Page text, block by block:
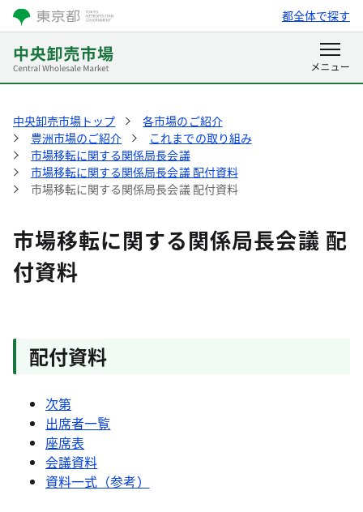
都全体で探す
中央卸売市場トップ
各市場のご紹介
豊洲市場のご紹介
これまでの取り組み
市場移転に関する関係局長会議
市場移転に関する関係局長会議 配付資料
市場移転に関する関係局長会議 配付資料
市場移転に関する関係局長会議 配
付資料
配付資料
次第
出席者一覧
座席表
会議資料
資料一式（参考）